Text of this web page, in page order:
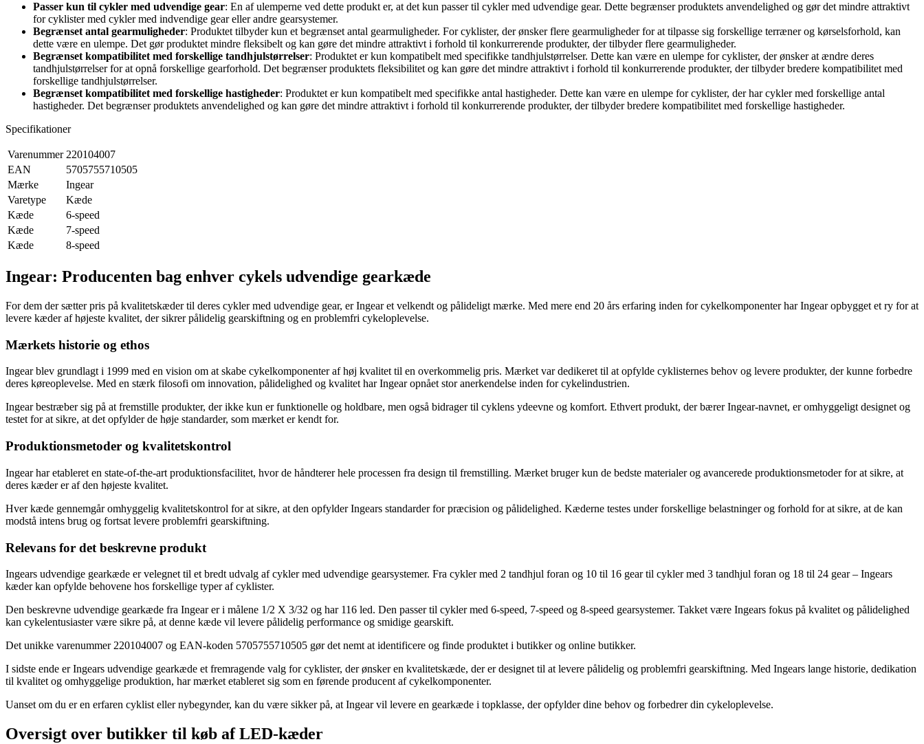
Passer kun til cykler med udvendige gear: En af ulemperne ved dette produkt er, at det kun passer til cykler med udvendige gear. Dette begrænser produktets anvendelighed og gør det mindre attraktivt
for cyklister med cykler med indvendige gear eller andre gearsystemer.
Begrænset antal gearmuligheder: Produktet tilbyder kun et begrænset antal gearmuligheder. For cyklister, der ønsker flere gearmuligheder for at tilpasse sig forskellige terræner og kørselsforhold, kan
dette være en ulempe. Det gør produktet mindre fleksibelt og kan gøre det mindre attraktivt i forhold til konkurrerende produkter, der tilbyder flere gearmuligheder.
Begrænset kompatibilitet med forskellige tandhjulstørrelser: Produktet er kun kompatibelt med specifikke tandhjulstørrelser. Dette kan være en ulempe for cyklister, der ønsker at ændre deres
tandhjulstørrelser for at opnå forskellige gearforhold. Det begrænser produktets fleksibilitet og kan gøre det mindre attraktivt i forhold til konkurrerende produkter, der tilbyder bredere kompatibilitet med
forskellige tandhjulstørrelser.
Begrænset kompatibilitet med forskellige hastigheder: Produktet er kun kompatibelt med specifikke antal hastigheder. Dette kan være en ulempe for cyklister, der har cykler med forskellige antal
hastigheder. Det begrænser produktets anvendelighed og kan gøre det mindre attraktivt i forhold til konkurrerende produkter, der tilbyder bredere kompatibilitet med forskellige hastigheder.
Specifikationer
Varenummer 220104007
EAN
5705755710505
Mærke
Ingear
Varetype
Kæde
Kæde
6-speed
Kæde
7-speed
Kæde
8-speed
Ingear: Producenten bag enhver cykels udvendige gearkæde
For dem der sætter pris på kvalitetskæder til deres cykler med udvendige gear, er Ingear et velkendt og pålideligt mærke. Med mere end 20 års erfaring inden for cykelkomponenter har Ingear opbygget et ry for at
levere kæder af højeste kvalitet, der sikrer pålidelig gearskiftning og en problemfri cykeloplevelse.
Mærkets historie og ethos
Ingear blev grundlagt i 1999 med en vision om at skabe cykelkomponenter af høj kvalitet til en overkommelig pris. Mærket var dedikeret til at opfylde cyklisternes behov og levere produkter, der kunne forbedre
deres køreoplevelse. Med en stærk filosofi om innovation, pålidelighed og kvalitet har Ingear opnået stor anerkendelse inden for cykelindustrien.
Ingear bestræber sig på at fremstille produkter, der ikke kun er funktionelle og holdbare, men også bidrager til cyklens ydeevne og komfort. Ethvert produkt, der bærer Ingear-navnet, er omhyggeligt designet og
testet for at sikre, at det opfylder de høje standarder, som mærket er kendt for.
Produktionsmetoder og kvalitetskontrol
Ingear har etableret en state-of-the-art produktionsfacilitet, hvor de håndterer hele processen fra design til fremstilling. Mærket bruger kun de bedste materialer og avancerede produktionsmetoder for at sikre, at
deres kæder er af den højeste kvalitet.
Hver kæde gennemgår omhyggelig kvalitetskontrol for at sikre, at den opfylder Ingears standarder for præcision og pålidelighed. Kæderne testes under forskellige belastninger og forhold for at sikre, at de kan
modstå intens brug og fortsat levere problemfri gearskiftning.
Relevans for det beskrevne produkt
Ingears udvendige gearkæde er velegnet til et bredt udvalg af cykler med udvendige gearsystemer. Fra cykler med 2 tandhjul foran og 10 til 16 gear til cykler med 3 tandhjul foran og 18 til 24 gear – Ingears
kæder kan opfylde behovene hos forskellige typer af cyklister.
Den beskrevne udvendige gearkæde fra Ingear er i målene 1/2 X 3/32 og har 116 led. Den passer til cykler med 6-speed, 7-speed og 8-speed gearsystemer. Takket være Ingears fokus på kvalitet og pålidelighed
kan cykelentusiaster være sikre på, at denne kæde vil levere pålidelig performance og smidige gearskift.
Det unikke varenummer 220104007 og EAN-koden 5705755710505 gør det nemt at identificere og finde produktet i butikker og online butikker.
I sidste ende er Ingears udvendige gearkæde et fremragende valg for cyklister, der ønsker en kvalitetskæde, der er designet til at levere pålidelig og problemfri gearskiftning. Med Ingears lange historie, dedikation
til kvalitet og omhyggelige produktion, har mærket etableret sig som en førende producent af cykelkomponenter.
Uanset om du er en erfaren cyklist eller nybegynder, kan du være sikker på, at Ingear vil levere en gearkæde i topklasse, der opfylder dine behov og forbedrer din cykeloplevelse.
Oversigt over butikker til køb af LED-kæder